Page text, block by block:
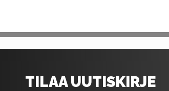
TILAA UUTISKIRJE